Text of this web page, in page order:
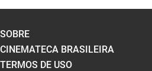
SOBRE
CINEMATECA BRASILEIRA
TERMOS DE USO